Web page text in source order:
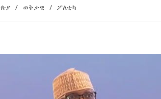
ነው
ኢትዮጵያ የቀጣናውን
አመራሮች እና
/ ወቅታዊ / ፖለቲካ